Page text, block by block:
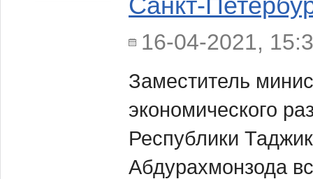
Санкт-
16-04-2021,
Заместитель
экономического
Республики
Абдурахмонзода